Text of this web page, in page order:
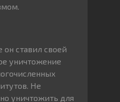
он ставил своей
уничтожение
Не
уничтожить для